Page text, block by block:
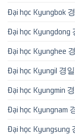
Đại học Kyungbok
Đại học
Đại học Kyunghee
Đại học Kyungil 경
Đại học Kyungmin
Đại học Kyungnam
Đại học Kyungsung